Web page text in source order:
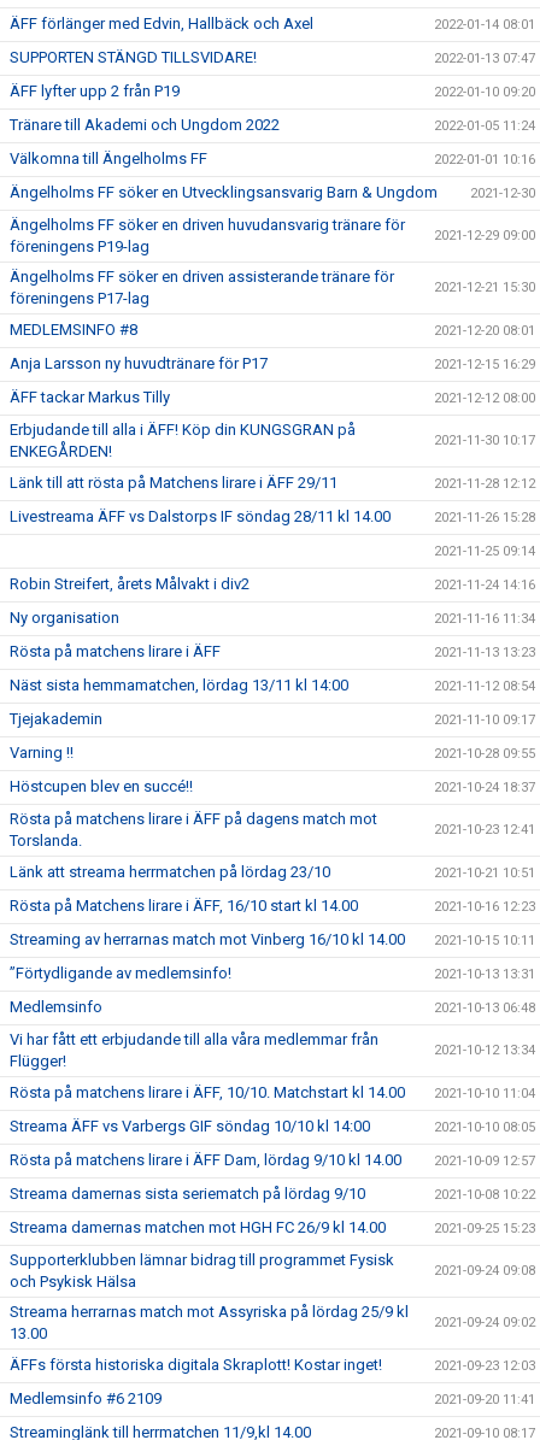
ÄFF förlänger med Edvin, Hallbäck och Axel 2022-01-14 08:01
SUPPORTEN STÄNGD TILLSVIDARE! 2022-01-13 07:47
ÄFF lyfter upp 2 från P19 2022-01-10 09:20
Tränare till Akademi och Ungdom 2022 2022-01-05 11:24
Välkomna till Ängelholms FF 2022-01-01 10:16
Ängelholms FF söker en Utvecklingsansvarig Barn & Ungdom 2021-12-30
Ängelholms FF söker en driven huvudansvarig tränare för
föreningens P19-lag
2021-12-29 09:00
Ängelholms FF söker en driven assisterande tränare för
föreningens P17-lag
2021-12-21 15:30
MEDLEMSINFO #8 2021-12-20 08:01
Anja Larsson ny huvudtränare för P17 2021-12-15 16:29
ÄFF tackar Markus Tilly 2021-12-12 08:00
Erbjudande till alla i ÄFF! Köp din KUNGSGRAN på
ENKEGÅRDEN!
2021-11-30 10:17
Länk till att rösta på Matchens lirare i ÄFF 29/11 2021-11-28 12:12
Livestreama ÄFF vs Dalstorps IF söndag 28/11 kl 14.00 2021-11-26 15:28
2021-11-25 09:14
Robin Streifert, årets Målvakt i div2 2021-11-24 14:16
Ny organisation 2021-11-16 11:34
Rösta på matchens lirare i ÄFF 2021-11-13 13:23
Näst sista hemmamatchen, lördag 13/11 kl 14:00 2021-11-12 08:54
Tjejakademin 2021-11-10 09:17
Varning !! 2021-10-28 09:55
Höstcupen blev en succé!! 2021-10-24 18:37
Rösta på matchens lirare i ÄFF på dagens match mot
Torslanda.
2021-10-23 12:41
Länk att streama herrmatchen på lördag 23/10 2021-10-21 10:51
Rösta på Matchens lirare i ÄFF, 16/10 start kl 14.00 2021-10-16 12:23
Streaming av herrarnas match mot Vinberg 16/10 kl 14.00 2021-10-15 10:11
”Förtydligande av medlemsinfo! 2021-10-13 13:31
Medlemsinfo 2021-10-13 06:48
Vi har fått ett erbjudande till alla våra medlemmar från
Flügger!
2021-10-12 13:34
Rösta på matchens lirare i ÄFF, 10/10. Matchstart kl 14.00 2021-10-10 11:04
Streama ÄFF vs Varbergs GIF söndag 10/10 kl 14:00 2021-10-10 08:05
Rösta på matchens lirare i ÄFF Dam, lördag 9/10 kl 14.00 2021-10-09 12:57
Streama damernas sista seriematch på lördag 9/10 2021-10-08 10:22
Streama damernas matchen mot HGH FC 26/9 kl 14.00 2021-09-25 15:23
Supporterklubben lämnar bidrag till programmet Fysisk
och Psykisk Hälsa
2021-09-24 09:08
Streama herrarnas match mot Assyriska på lördag 25/9 kl
13.00
2021-09-24 09:02
ÄFFs första historiska digitala Skraplott! Kostar inget! 2021-09-23 12:03
Medlemsinfo #6 2109 2021-09-20 11:41
Streaminglänk till herrmatchen 11/9,kl 14.00 2021-09-10 08:17